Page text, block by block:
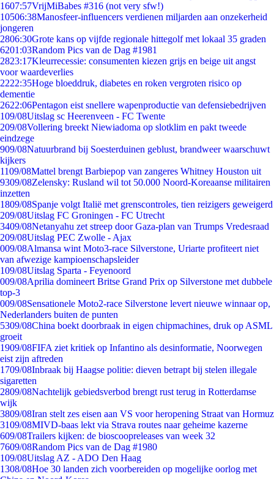
1607:57VrijMiBabes #316 (not very sfw!)
10506:38Manosfeer-influencers verdienen miljarden aan onzekerheid
jongeren
2806:30Grote kans op vijfde regionale hittegolf met lokaal 35 graden
6201:03Random Pics van de Dag #1981
2823:17Kleurrecessie: consumenten kiezen grijs en beige uit angst
voor waardeverlies
2222:35Hoge bloeddruk, diabetes en roken vergroten risico op
dementie
2622:06Pentagon eist snellere wapenproductie van defensiebedrijven
109/08Uitslag sc Heerenveen - FC Twente
209/08Vollering breekt Niewiadoma op slotklim en pakt tweede
eindzege
909/08Natuurbrand bij Soesterduinen geblust, brandweer waarschuwt
kijkers
1109/08Mattel brengt Barbiepop van zangeres Whitney Houston uit
9309/08Zelensky: Rusland wil tot 50.000 Noord-Koreaanse militairen
inzetten
1809/08Spanje volgt Italië met grenscontroles, tien reizigers geweigerd
209/08Uitslag FC Groningen - FC Utrecht
3409/08Netanyahu zet streep door Gaza-plan van Trumps Vredesraad
209/08Uitslag PEC Zwolle - Ajax
009/08Almansa wint Moto3-race Silverstone, Uriarte profiteert niet
van afwezige kampioenschapsleider
109/08Uitslag Sparta - Feyenoord
009/08Aprilia domineert Britse Grand Prix op Silverstone met dubbele
top-3
009/08Sensationele Moto2-race Silverstone levert nieuwe winnaar op,
Nederlanders buiten de punten
5309/08China boekt doorbraak in eigen chipmachines, druk op ASML
groeit
1909/08FIFA ziet kritiek op Infantino als desinformatie, Noorwegen
eist zijn aftreden
1709/08Inbraak bij Haagse politie: dieven betrapt bij stelen illegale
sigaretten
2809/08Nachtelijk gebiedsverbod brengt rust terug in Rotterdamse
wijk
3809/08Iran stelt zes eisen aan VS voor heropening Straat van Hormuz
3109/08MIVD-baas lekt via Strava routes naar geheime kazerne
609/08Trailers kijken: de bioscoopreleases van week 32
7609/08Random Pics van de Dag #1980
109/08Uitslag AZ - ADO Den Haag
1308/08Hoe 30 landen zich voorbereiden op mogelijke oorlog met